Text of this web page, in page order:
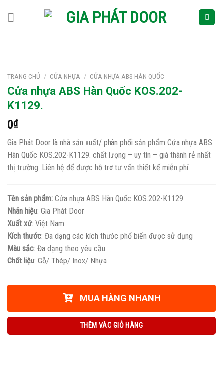
TRANG CHỦ / CỬA NHỰA / CỬA NHỰA ABS HÀN QUỐC
Cửa nhựa ABS Hàn Quốc KOS.202-
K1129.
0₫
Gia Phát Door là nhà sản xuất/ phân phối sản phẩm Cửa nhựa ABS
Hàn Quốc KOS.202-K1129. chất lượng – uy tín – giá thành rẻ nhất
thị trường. Liên hệ để được hỗ trợ tư vấn thiết kế miễn phí
Tên sản phẩm: Cửa nhựa ABS Hàn Quốc KOS.202-K1129.
Nhãn hiệu: Gia Phát Door
Xuất xứ: Việt Nam
Kích thước: Đa dạng các kích thước phổ biến được sử dụng
Màu sắc: Đa dạng theo yêu cầu
Chất liệu: Gỗ/ Thép/ Inox/ Nhựa
MUA HÀNG NHANH
THÊM VÀO GIỎ HÀNG